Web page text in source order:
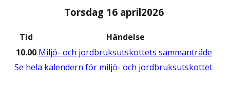
Torsdag 16 april2026
Tid
Händelse
10.00 Miljö- och jordbruksutskottets sammanträde
Se hela kalendern för miljö- och jordbruksutskottet